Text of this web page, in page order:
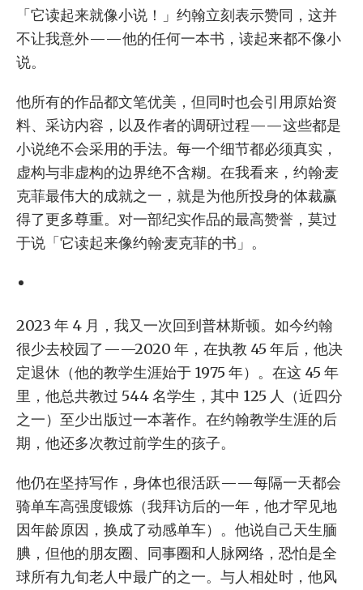
「它读起来就像小说！」约翰立刻表示赞同，这并
不让我意外——他的任何一本书，读起来都不像小
说。
他所有的作品都文笔优美，但同时也会引用原始资
料、采访内容，以及作者的调研过程——这些都是
小说绝不会采用的手法。每一个细节都必须真实，
虚构与非虚构的边界绝不含糊。在我看来，约翰·麦
克菲最伟大的成就之一，就是为他所投身的体裁赢
得了更多尊重。对一部纪实作品的最高赞誉，莫过
于说「它读起来像约翰·麦克菲的书」。
2023 年 4 月，我又一次回到普林斯顿。如今约翰
很少去校园了——2020 年，在执教 45 年后，他决
定退休（他的教学生涯始于 1975 年）。在这 45 年
里，他总共教过 544 名学生，其中 125 人（近四分
之一）至少出版过一本著作。在约翰教学生涯的后
期，他还多次教过前学生的孩子。
他仍在坚持写作，身体也很活跃——每隔一天都会
骑单车高强度锻炼（我拜访后的一年，他才罕见地
因年龄原因，换成了动感单车）。他说自己天生腼
腆，但他的朋友圈、同事圈和人脉网络，恐怕是全
球所有九旬老人中最广的之一。与人相处时，他风